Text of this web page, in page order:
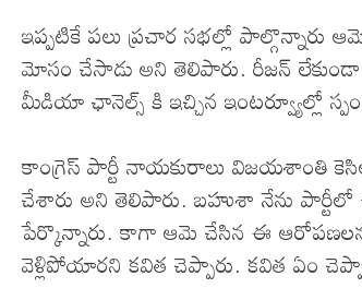
ఇప్పటికే పలు ప్రచార సభల్లో పాల్గొన్నారు
మోసం చేసాడు అని తెలిపారు. రీజన్
మీడియా ఛానెల్స్ కి ఇచ్చిన ఇంటర్వ్యూల్లో
కాంగ్రెస్ పార్టీ నాయకురాలు విజయశాంతి
చేశారు అని తెలిపారు. బహుశా నేను
పేర్కొన్నారు. కాగా ఆమె చేసిన ఈ
వెళ్లిపోయారని కవిత చెప్పారు. కవిత ఏం